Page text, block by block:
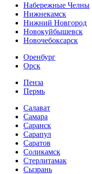
Набережные Челны
Нижнекамск
Нижний Новгород
Новокуйбышевск
Новочебоксарск
Оренбург
Орск
Пенза
Пермь
Салават
Самара
Саранск
Сарапул
Саратов
Соликамск
Стерлитамак
Сызрань